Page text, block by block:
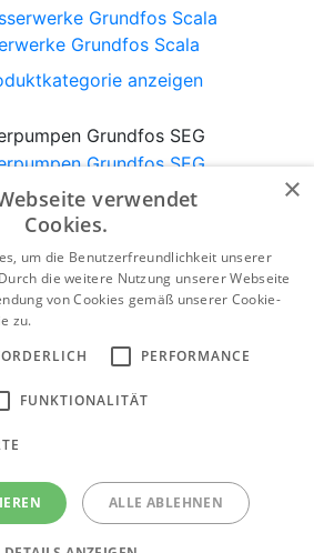
Grundfos Scala
anzeigen
Grundfos SEG
anzeigen
anzeigen
SEV
anzeigen
×
verwendet
Cookies.
um die Benutzerfreundlichkeit unserer
die weitere Nutzung unserer Webseite
von Cookies gemäß unserer Cookie-
zu.
PERFORMANCE
FUNKTIONALITÄT
ALLE ABLEHNEN